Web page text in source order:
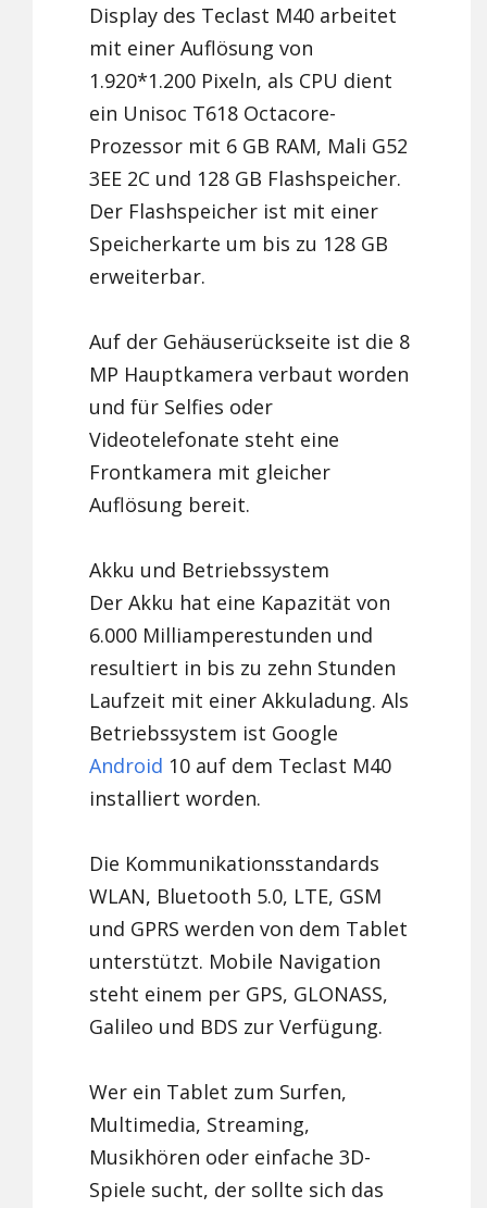
Display des Teclast M40 arbeitet
mit einer Auflösung von
1.920*1.200 Pixeln, als CPU dient
ein Unisoc T618 Octacore-
Prozessor mit 6 GB RAM, Mali G52
3EE 2C und 128 GB Flashspeicher.
Der Flashspeicher ist mit einer
Speicherkarte um bis zu 128 GB
erweiterbar.
Auf der Gehäuserückseite ist die 8
MP Hauptkamera verbaut worden
und für Selfies oder
Videotelefonate steht eine
Frontkamera mit gleicher
Auflösung bereit.
Akku und Betriebssystem
Der Akku hat eine Kapazität von
6.000 Milliamperestunden und
resultiert in bis zu zehn Stunden
Laufzeit mit einer Akkuladung. Als
Betriebssystem ist Google
Android 10 auf dem Teclast M40
installiert worden.
Die Kommunikationsstandards
WLAN, Bluetooth 5.0, LTE, GSM
und GPRS werden von dem Tablet
unterstützt. Mobile Navigation
steht einem per GPS, GLONASS,
Galileo und BDS zur Verfügung.
Wer ein Tablet zum Surfen,
Multimedia, Streaming,
Musikhören oder einfache 3D-
Spiele sucht, der sollte sich das